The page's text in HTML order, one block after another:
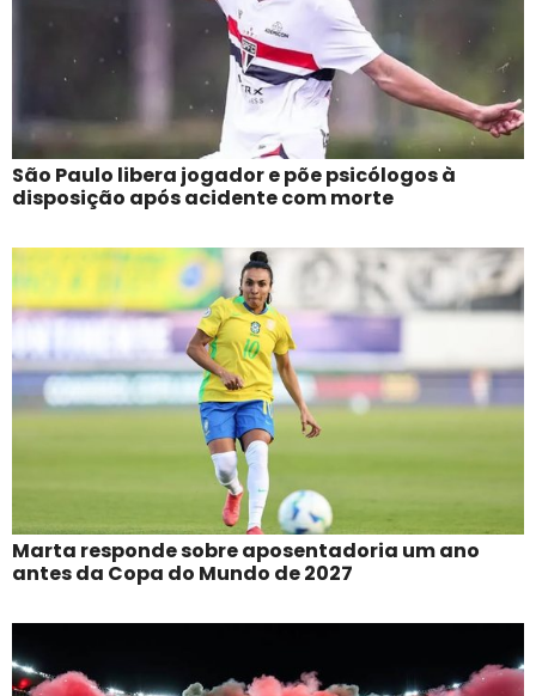
São Paulo libera jogador e põe psicólogos à
disposição após acidente com morte
Marta responde sobre aposentadoria um ano
antes da Copa do Mundo de 2027